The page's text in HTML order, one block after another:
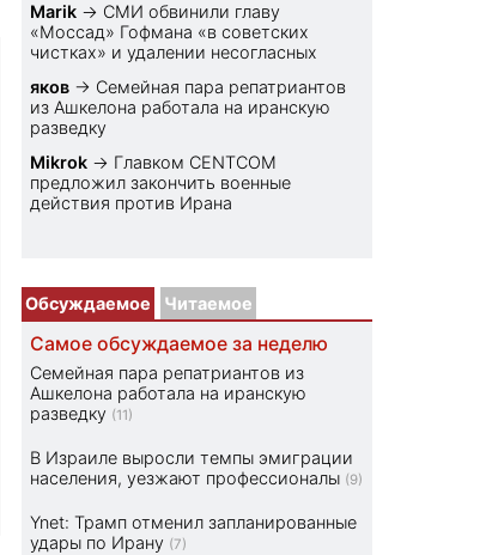
Marik → СМИ обвинили главу
«Моссад» Гофмана «в советских
чистках» и удалении несогласных
яков → Семейная пара репатриантов
из Ашкелона работала на иранскую
разведку
Mikrok → Главком CENTCOM
предложил закончить военные
действия против Ирана
Обсуждаемое Читаемое
Самое обсуждаемое за неделю
Семейная пара репатриантов из
Ашкелона работала на иранскую
разведку (11)
В Израиле выросли темпы эмиграции
населения, уезжают профессионалы (9)
Ynet: Трамп отменил запланированные
удары по Ирану (7)